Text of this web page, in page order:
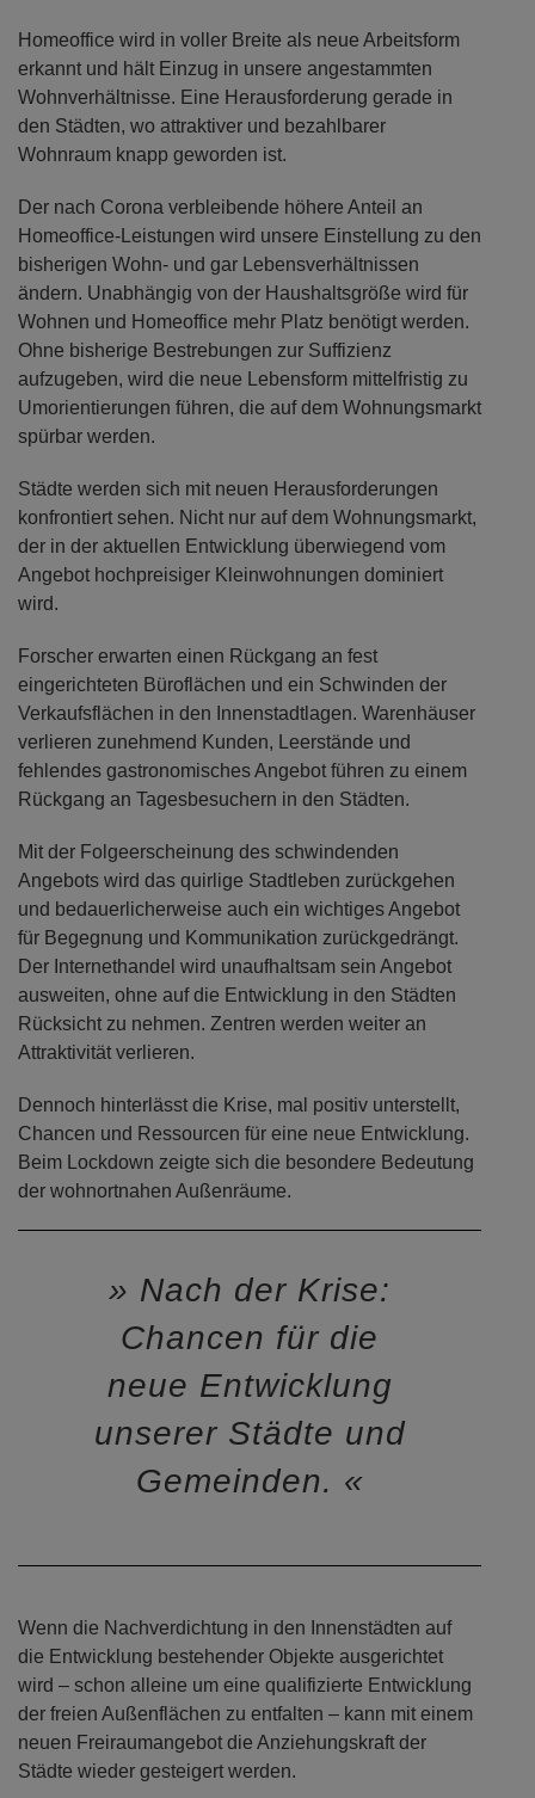
Homeoffice wird in voller Breite als neue Arbeitsform
erkannt und hält Einzug in unsere angestammten
Wohnverhältnisse. Eine Herausforderung gerade in
den Städten, wo attraktiver und bezahlbarer
Wohnraum knapp geworden ist.
Der nach Corona verbleibende höhere Anteil an
Homeoffice-Leistungen wird unsere Einstellung zu den
bisherigen Wohn- und gar Lebensverhältnissen
ändern. Unabhängig von der Haushaltsgröße wird für
Wohnen und Homeoffice mehr Platz benötigt werden.
Ohne bisherige Bestrebungen zur Suffizienz
aufzugeben, wird die neue Lebensform mittelfristig zu
Umorientierungen führen, die auf dem Wohnungsmarkt
spürbar werden.
Städte werden sich mit neuen Herausforderungen
konfrontiert sehen. Nicht nur auf dem Wohnungsmarkt,
der in der aktuellen Entwicklung überwiegend vom
Angebot hochpreisiger Kleinwohnungen dominiert
wird.
Forscher erwarten einen Rückgang an fest
eingerichteten Büroflächen und ein Schwinden der
Verkaufsflächen in den Innenstadtlagen. Warenhäuser
verlieren zunehmend Kunden, Leerstände und
fehlendes gastronomisches Angebot führen zu einem
Rückgang an Tagesbesuchern in den Städten.
Mit der Folgeerscheinung des schwindenden
Angebots wird das quirlige Stadtleben zurückgehen
und bedauerlicherweise auch ein wichtiges Angebot
für Begegnung und Kommunikation zurückgedrängt.
Der Internethandel wird unaufhaltsam sein Angebot
ausweiten, ohne auf die Entwicklung in den Städten
Rücksicht zu nehmen. Zentren werden weiter an
Attraktivität verlieren.
Dennoch hinterlässt die Krise, mal positiv unterstellt,
Chancen und Ressourcen für eine neue Entwicklung.
Beim Lockdown zeigte sich die besondere Bedeutung
der wohnortnahen Außenräume.
Nach der Krise:
Chancen für die
neue Entwicklung
unserer Städte und
Gemeinden.
Wenn die Nachverdichtung in den Innenstädten auf
die Entwicklung bestehender Objekte ausgerichtet
wird – schon alleine um eine qualifizierte Entwicklung
der freien Außenflächen zu entfalten – kann mit einem
neuen Freiraumangebot die Anziehungskraft der
Städte wieder gesteigert werden.